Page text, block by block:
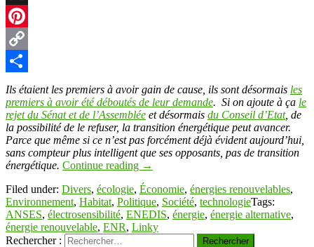
X
Pinterest
Copy
Link
Partager
Ils étaient les premiers à avoir gain de cause, ils sont désormais les
premiers à avoir été déboutés de leur demande. Si on ajoute à ça le
rejet du Sénat et de l’Assemblée et désormais du Conseil d’Etat, de
la possibilité de le refuser, la transition énergétique peut avancer.
Parce que même si ce n’est pas forcément déjà évident aujourd’hui,
sans compteur plus intelligent que ses opposants, pas de transition
énergétique. Continue reading →
Filed under: Divers, écologie, Économie, énergies renouvelables,
Environnement, Habitat, Politique, Société, technologieTags:
ANSES, électrosensibilité, ENEDIS, énergie, énergie alternative,
énergie renouvelable, ENR, Linky
Rechercher :